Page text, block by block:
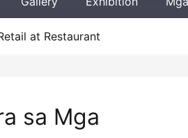
at Restaurant
sa Mga